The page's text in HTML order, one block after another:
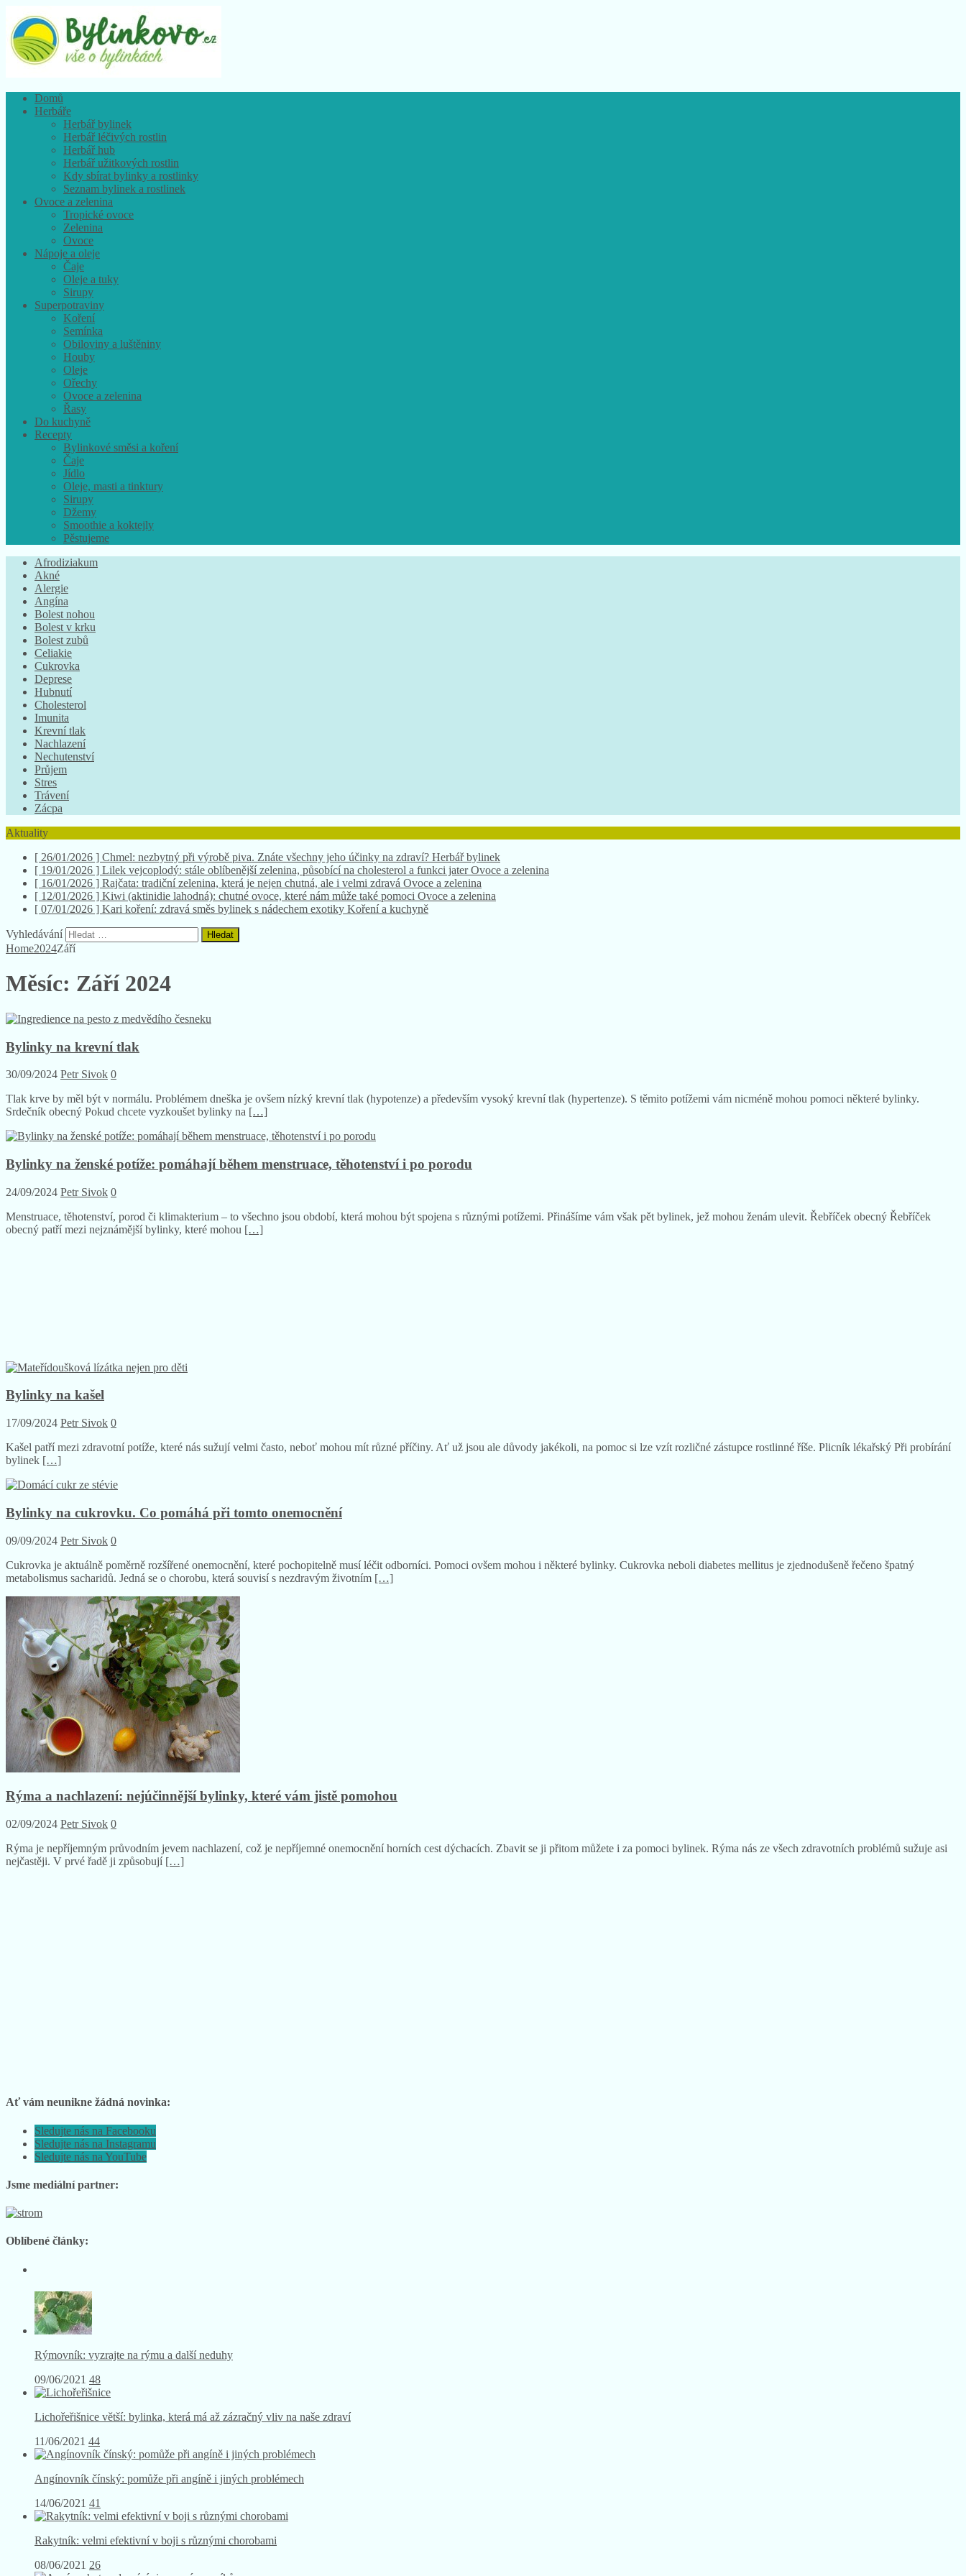
Domů
Herbáře
Herbář bylinek
Herbář léčivých rostlin
Herbář hub
Herbář užitkových rostlin
Kdy sbírat bylinky a rostlinky
Seznam bylinek a rostlinek
Ovoce a zelenina
Tropické ovoce
Zelenina
Ovoce
Nápoje a oleje
Čaje
Oleje a tuky
Sirupy
Superpotraviny
Koření
Semínka
Obiloviny a luštěniny
Houby
Oleje
Ořechy
Ovoce a zelenina
Řasy
Do kuchyně
Recepty
Bylinkové směsi a koření
Čaje
Jídlo
Oleje, masti a tinktury
Sirupy
Džemy
Smoothie a koktejly
Pěstujeme
Afrodiziakum
Akné
Alergie
Angína
Bolest nohou
Bolest v krku
Bolest zubů
Celiakie
Cukrovka
Deprese
Hubnutí
Cholesterol
Imunita
Krevní tlak
Nachlazení
Nechutenství
Průjem
Stres
Trávení
Zácpa
Aktuality
[ 26/01/2026 ] Chmel: nezbytný při výrobě piva. Znáte všechny jeho účinky na zdraví? Herbář bylinek
[ 19/01/2026 ] Lilek vejcoplodý: stále oblíbenější zelenina, působící na cholesterol a funkci jaterOvoce a zelenina
[ 16/01/2026 ] Rajčata: tradiční zelenina, která je nejen chutná, ale i velmi zdravá Ovoce a zelenina
[ 12/01/2026 ] Kiwi (aktinidie lahodná): chutné ovoce, které nám může také pomoci Ovoce a zelenina
[ 07/01/2026 ] Kari koření: zdravá směs bylinek s nádechem exotiky Koření a kuchyně
Vyhledávání
Home2024Září
Měsíc: Září 2024
Bylinky na krevní tlak
30/09/2024 Petr Sivok 0
Tlak krve by měl být v normálu. Problémem dneška je ovšem nízký krevní tlak (hypotenze) a především vysoký krevní tlak (hypertenze). S těmito potížemi vám nicméně mohou pomoci některé bylinky.
Srdečník obecný Pokud chcete vyzkoušet bylinky na […]
Bylinky na ženské potíže: pomáhají během menstruace, těhotenství i po porodu
24/09/2024 Petr Sivok 0
Menstruace, těhotenství, porod či klimakterium – to všechno jsou období, která mohou být spojena s různými potížemi. Přinášíme vám však pět bylinek, jež mohou ženám ulevit. Řebříček obecný Řebříček
obecný patří mezi nejznámější bylinky, které mohou […]
Bylinky na kašel
17/09/2024 Petr Sivok 0
Kašel patří mezi zdravotní potíže, které nás sužují velmi často, neboť mohou mít různé příčiny. Ať už jsou ale důvody jakékoli, na pomoc si lze vzít rozličné zástupce rostlinné říše. Plicník lékařský Při probírání
bylinek […]
Bylinky na cukrovku. Co pomáhá při tomto onemocnění
09/09/2024 Petr Sivok 0
Cukrovka je aktuálně poměrně rozšířené onemocnění, které pochopitelně musí léčit odborníci. Pomoci ovšem mohou i některé bylinky. Cukrovka neboli diabetes mellitus je zjednodušeně řečeno špatný
metabolismus sacharidů. Jedná se o chorobu, která souvisí s nezdravým životním […]
Rýma a nachlazení: nejúčinnější bylinky, které vám jistě pomohou
02/09/2024 Petr Sivok 0
Rýma je nepříjemným průvodním jevem nachlazení, což je nepříjemné onemocnění horních cest dýchacích. Zbavit se ji přitom můžete i za pomoci bylinek. Rýma nás ze všech zdravotních problémů sužuje asi
nejčastěji. V prvé řadě ji způsobují […]
Ať vám neunikne žádná novinka:
Sledujte nás na Facebooku
Sledujte nás na Instagramu
Sledujte nás na YouTube
Jsme mediální partner:
Oblíbené články:
Rýmovník: vyzrajte na rýmu a další neduhy
09/06/2021 48
Lichořeřišnice větší: bylinka, která má až zázračný vliv na naše zdraví
11/06/2021 44
Angínovník čínský: pomůže při angíně i jiných problémech
14/06/2021 41
Rakytník: velmi efektivní v boji s různými chorobami
08/06/2021 26